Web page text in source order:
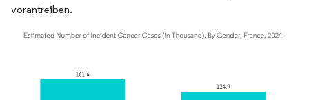
vorantreiben.